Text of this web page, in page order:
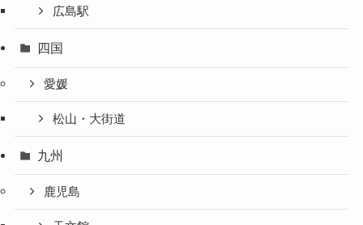
広島駅
四国
愛媛
松山・大街道
九州
鹿児島